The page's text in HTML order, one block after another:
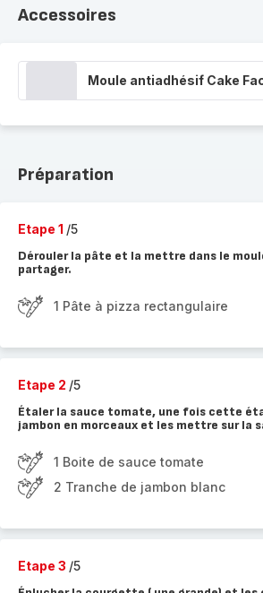
Accessoires
Moule antiadhésif Cake
Préparation
Etape 1 /5
Dérouler la pâte et la mettre dans le
partager.
1 Pâte à pizza rectangulaire
Etape 2 /5
Étaler la sauce tomate, une fois cette
jambon en morceaux et les mettre sur la
1 Boite de sauce tomate
2 Tranche de jambon blanc
Etape 3 /5